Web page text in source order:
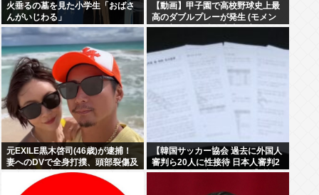
火垂るの墓を見た小学生「おばさ
んがいじわる」
【動画】甲子園で高校野球史上最
高のダブルプレーが発生 (モメン
らの想像の25倍は史上最高)これも
うプロ野球超えてるだろ…
元EXILE黒木啓司(46歳)が逮捕！
妻へのDVで全身打撲、頭部裂傷及
び打撲、頸部損傷
【韓国サッカー協会 過去に外国人
審判ら20人に性接待 日本人審判2
人も含む…一度も負けなし】韓国